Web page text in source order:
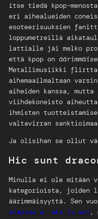
itse tiedä kpop-
eri aihealueiden
esoteerisuuksien
loppumetreillä
lattialle jäi melko
että kpop on
Metallimusiikki
aihemaailmaltaan
aiheiden kanssa,
viihdekoneisto
ihmisten
valtavirran
Ja olisihan se ollut
Hic sunt
Minulla ei ole mitään
kategorioista, joiden
äärimmäisyyttä. Sen
aiemmasta tekstistäni ,